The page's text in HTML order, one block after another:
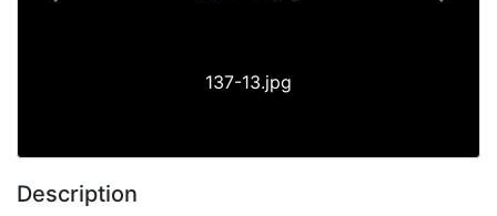
137-13.jpg
Description